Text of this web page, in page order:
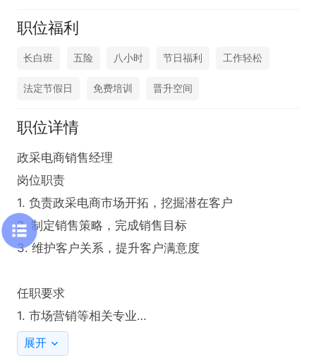
职位福利
长白班 五险 八小时 节日福利 工作轻松
法定节假日 免费培训 晋升空间
职位详情
政采电商销售经理
岗位职责
1. 负责政采电商市场开拓，挖掘潜在客户
2. 制定销售策略，完成销售目标
3. 维护客户关系，提升客户满意度
任职要求
1. 市场营销等相关专业
2. 具备3年以上销售经验，有政采电商经验优先
展开